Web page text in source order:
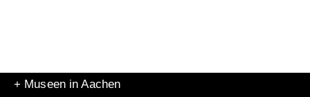
+ Museen in Aachen